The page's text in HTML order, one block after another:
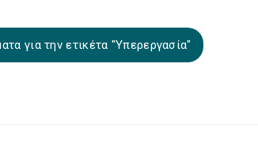
για την ετικέτα "Υπερεργασία"